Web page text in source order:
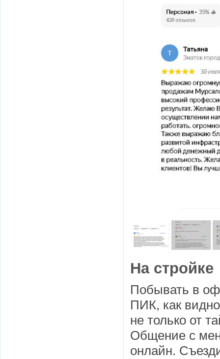
На стройке
Побывать в
ПИК, как
не только от
Общение с
онлайн.